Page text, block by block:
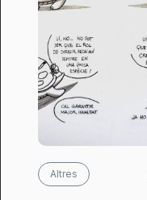
Altres